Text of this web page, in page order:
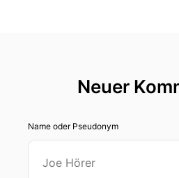
Neuer
Name oder Pseudonym